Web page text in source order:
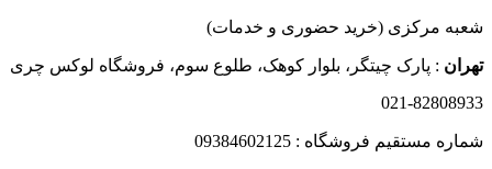
4,000,000 تومان
2,800,000 تومان
شعبه مرکزی (خرید حضوری و خدمات)
تهران : پارک چیتگر، بلوار کوهک، طلوع سوم، فروشگاه لوکس چری
021-82808933
شماره مستقیم فروشگاه : 09384602125